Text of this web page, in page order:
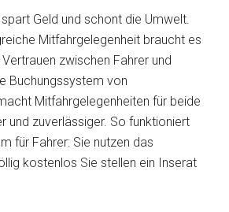
Geld und schont die Umwelt.
Mitfahrgelegenheit braucht es
zwischen Fahrer und
Buchungssystem von
Mitfahrgelegenheiten für beide
und zuverlässiger. So funktioniert
für Fahrer: Sie nutzen das
kostenlos Sie stellen ein Inserat